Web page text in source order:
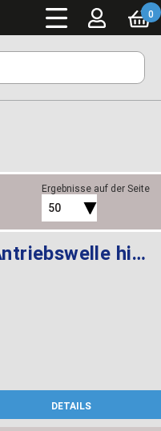
0
Ergebnisse auf der Seite
50
Antriebswelle hinten rechts
DETAILS